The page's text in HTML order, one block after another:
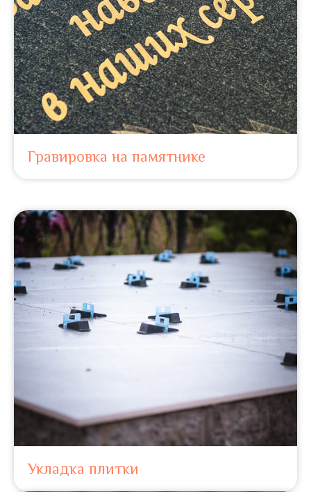
Гравировка на памятнике
Укладка плитки